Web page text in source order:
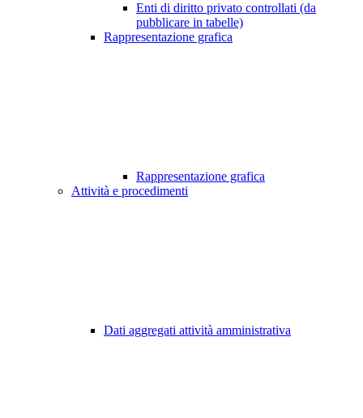
Enti di diritto privato controllati (da
pubblicare in tabelle)
Rappresentazione grafica
Rappresentazione grafica
Attività e procedimenti
Dati aggregati attività amministrativa